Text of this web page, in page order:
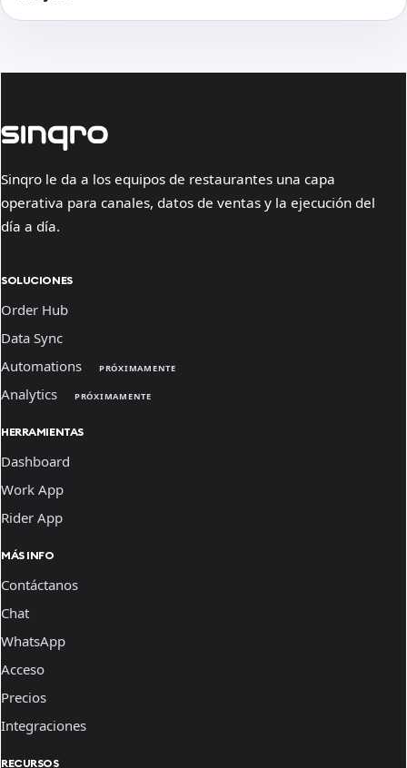
Sinqro le da a los equipos de restaurantes una capa
operativa para canales, datos de ventas y la ejecución del
día a día.
SOLUCIONES
Order Hub
Data Sync
Automations
PRÓXIMAMENTE
Analytics PRÓXIMAMENTE
HERRAMIENTAS
Dashboard
Work App
Rider App
MÁS INFO
Contáctanos
Chat
WhatsApp
Acceso
Precios
Integraciones
RECURSOS